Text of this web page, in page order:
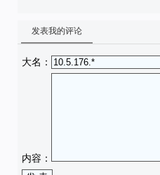
发表我的评论
大名：
内容：